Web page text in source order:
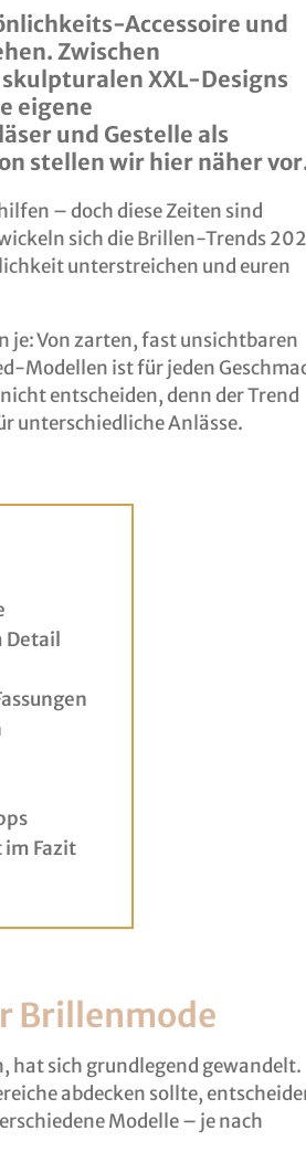
Accessoire und
Zwischen
XXL-Designs
eigene
und Gestelle als
stellen wir hier näher
– doch diese Zeiten sind
sich die Brillen-Trends
unterstreichen und euren
je: Von zarten, fast unsichtbaren
Modellen ist für jeden
entscheiden, denn der Trend
unterschiedliche Anlässe.
Detail
Fazit
Brillenmode
hat sich grundlegend gewandelt.
abdecken sollte,
Modelle – je nach